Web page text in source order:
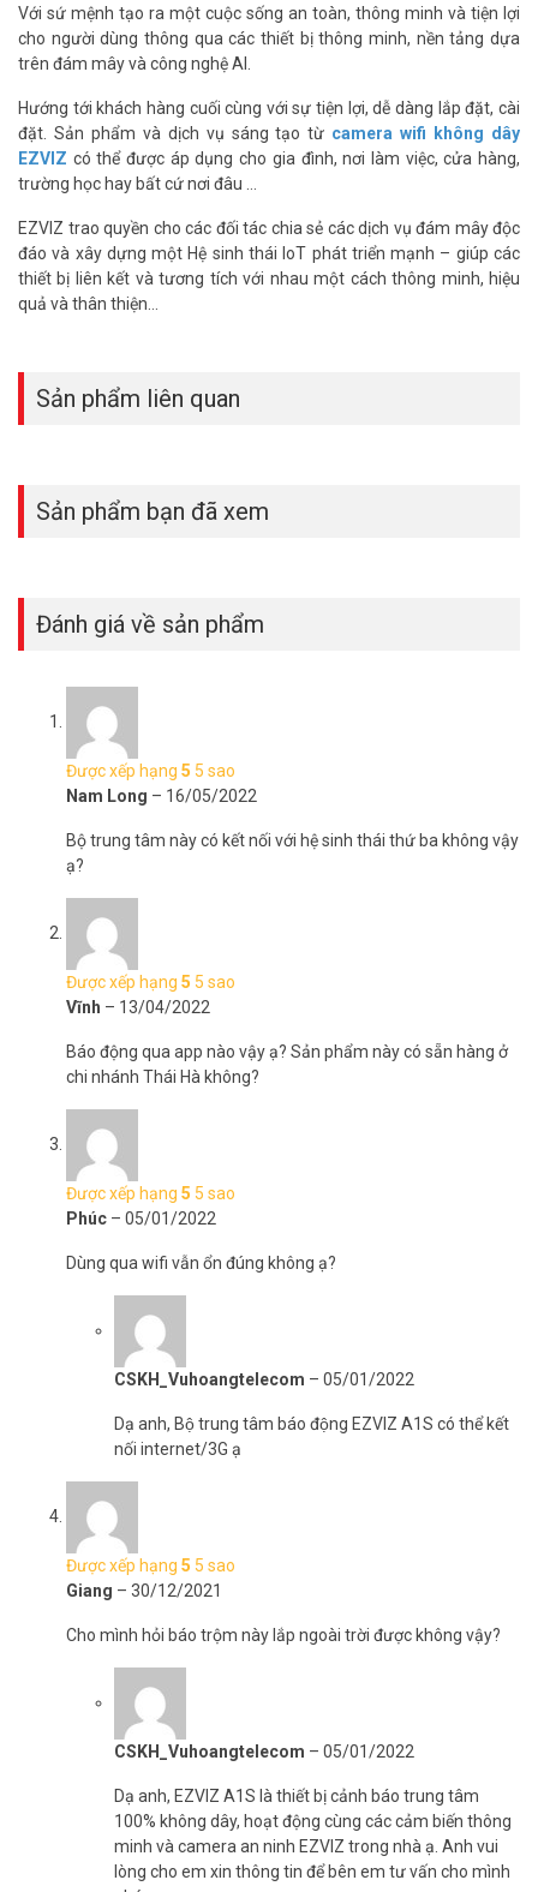
Chúng tôi biết về sự giới hạn số lượng cổng Ethernet trên bộ định
tuyến mạng của bạn, chúng tôi đã bổ sung kết nối không dây cho
A1S, khi mất kết nối Internet bất chợt, A1S sẽ tự động chuyển từ
bảo vệ ngôi nhà của bạn. Nhờ sử dụng dữ liệu di động, bạn vẫn có
thể điều khiển A1S và các thiết bị được kết nối với A1S từ xa một
cách hiệu quả.
Pin sạc dự phòng khi cần thiết
Nhờ pin tích hợp 4610 mAh, A1S luôn bảo vệ ngôi nhà của bạn
Không bị lỡ bất kỳ cảnh báo nào
Với A1S, chế độ cảnh báo từ xa sẽ được nâng cấp toàn diện hơn!
báo bằng tin nhắn và cuộc gọi, chỉ cần lắp thẻ SIM – không cần phải
kết nối dây phức tạp! An tâm hơn với khả năng cảnh báo tới 3 số
điện thoại trên ứng dụng EZVIZ.
Bảo vệ thông minh hơn
Cho A1S biết bạn đang đi vắng, ở nhà hay đang ngủ thông qua ứng
dụng EZVIZ hoặc chế độ điều khiển từ xa của EZVIZ. Nhờ vậy, khi
bạn ở nhà, thiết bị sẽ không liên tục gửi thông báo làm phiền và khi
bạn đi vắng A1S sẽ tiếp tục bảo vệ sự an toàn cho ngôi nhà của
Thông số kỹ thuật bộ trung tâm báo động có
kết nối internet/3G EZVIZ A1S
– Mã model: CS-A1S-32WE2G/3G/4G.
– Điều khiển bật tắt bằng ứng dụng EZVIZ trên điện thoại hoặc điều
– Báo động thời gian thực – Nhận thông báo báo động qua phần
mềm, SMS, cuộc gọi (3 số điện thoại).
– Cho phép bật tắt bằng phần mềm hoặc điều khiển từ xa.
– Hỗ trợ 32 cảm biến báo động không dây.
Với sứ mệnh tạo ra một cuộc sống an toàn, thông minh và tiện lợi
cho người dùng thông qua các thiết bị thông minh, nền tảng dựa
trên đám mây và công nghệ AI.
Hướng tới khách hàng cuối cùng với sự tiện lợi, dễ dàng lắp đặt, cài
đặt. Sản phẩm và dịch vụ sáng tạo từ camera wifi không dây
EZVIZ có thể được áp dụng cho gia đình, nơi làm việc, cửa hàng,
trường học hay bất cứ nơi đâu …
EZVIZ trao quyền cho các đối tác chia sẻ các dịch vụ đám mây độc
đáo và xây dựng một Hệ sinh thái IoT phát triển mạnh – giúp các
thiết bị liên kết và tương tích với nhau một cách thông minh, hiệu
quả và thân thiện…
Sản phẩm liên quan
Sản phẩm bạn đã xem
Đánh giá về sản phẩm
Được xếp hạng 5 5 sao
Nam Long – 16/05/2022
Bộ trung tâm này có kết nối với hệ sinh thái thứ ba không vậy
ạ?
Được xếp hạng 5 5 sao
Vĩnh – 13/04/2022
Báo động qua app nào vậy ạ? Sản phẩm này có sẵn hàng ở
chi nhánh Thái Hà không?
Được xếp hạng 5 5 sao
Phúc – 05/01/2022
Dùng qua wifi vẫn ổn đúng không ạ?
CSKH_Vuhoangtelecom – 05/01/2022
Dạ anh, Bộ trung tâm báo động EZVIZ A1S có thể kết
nối internet/3G ạ
Được xếp hạng 5 5 sao
Giang – 30/12/2021
Cho mình hỏi báo trộm này lắp ngoài trời được không vậy?
CSKH_Vuhoangtelecom – 05/01/2022
Dạ anh, EZVIZ A1S là thiết bị cảnh báo trung tâm
100% không dây, hoạt động cùng các cảm biến thông
minh và camera an ninh EZVIZ trong nhà ạ. Anh vui
lòng cho em xin thông tin để bên em tư vấn cho mình